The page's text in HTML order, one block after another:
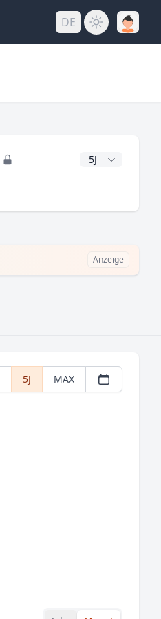
DE
CAGR Jahre
Anzeige
5J MAX